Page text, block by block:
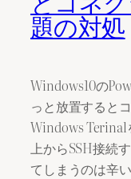
題の対処
Windows10の
っと放置すると
Windows Terinal
上からSSH接続
てしまうのは辛い